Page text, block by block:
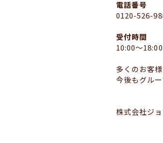
電話番号
0120-526-
受付時間
10:00〜18:00
多くのお客
今後もグル
株式会社ジ